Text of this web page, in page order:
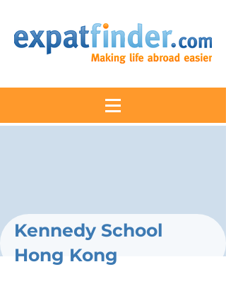
Kennedy School
Hong Kong